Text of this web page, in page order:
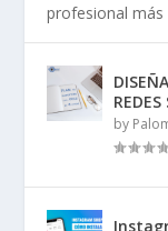
profesional más
by